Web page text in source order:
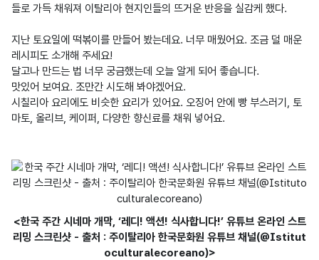
들로 가득 채워져 이탈리아 현지인들의 뜨거운 반응을 실감케 했다.
지난 토요일에 떡볶이를 만들어 봤는데요. 너무 매웠어요. 조금 덜 매운
레시피도 소개해 주세요!
달고나 만드는 법 너무 궁금했는데 오늘 알게 되어 좋습니다.
맛있어 보여요. 조만간 시도해 봐야겠어요.
시칠리아 요리에도 비슷한 요리가 있어요. 오징어 안에 빵 부스러기, 토
마토, 올리브, 케이퍼, 다양한 향신료를 채워 넣어요.
<한국 주간 시네마 개막, ‘레디! 액션! 식사합니다!’ 유튜브 온라인 스트
리밍 스크린샷 - 출처 : 주이탈리아 한국문화원 유튜브 채널(@Istitut
oculturalecoreano)>